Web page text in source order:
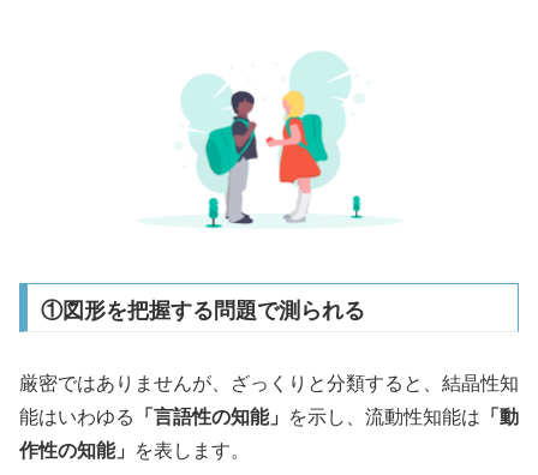
①図形を把握する問題で測られる
厳密ではありませんが、ざっくりと分類すると、結晶性知
能はいわゆる
「言語性の知能」 を示し、流動性知能は 「動
作性の知能」
を表します。